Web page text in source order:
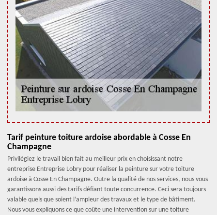
Tarif peinture toiture ardoise abordable à Cosse En
Champagne
Privilégiez le travail bien fait au meilleur prix en choisissant notre
entreprise Entreprise Lobry pour réaliser la peinture sur votre toiture
ardoise à Cosse En Champagne. Outre la qualité de nos services, nous vous
garantissons aussi des tarifs défiant toute concurrence. Ceci sera toujours
valable quels que soient l’ampleur des travaux et le type de bâtiment.
Nous vous expliquons ce que coûte une intervention sur une toiture